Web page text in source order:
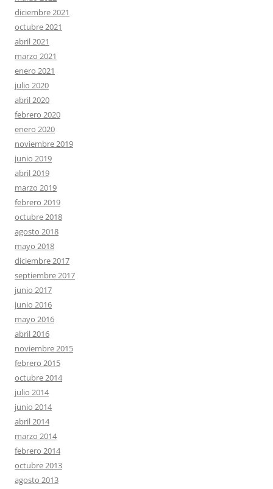
diciembre 2021
octubre 2021
abril 2021
marzo 2021
enero 2021
julio 2020
abril 2020
febrero 2020
enero 2020
noviembre 2019
junio 2019
abril 2019
marzo 2019
febrero 2019
octubre 2018
agosto 2018
mayo 2018
diciembre 2017
septiembre 2017
junio 2017
junio 2016
mayo 2016
abril 2016
noviembre 2015
febrero 2015
octubre 2014
julio 2014
junio 2014
abril 2014
marzo 2014
febrero 2014
octubre 2013
agosto 2013